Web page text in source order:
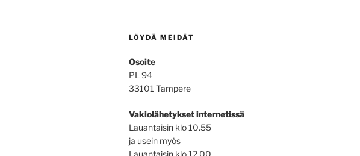
LÖYDÄ MEIDÄT
Osoite
PL 94
33101 Tampere
Vakiolähetykset internetissä
Lauantaisin klo 10.55
ja usein myös
Lauantaisin klo 12.00